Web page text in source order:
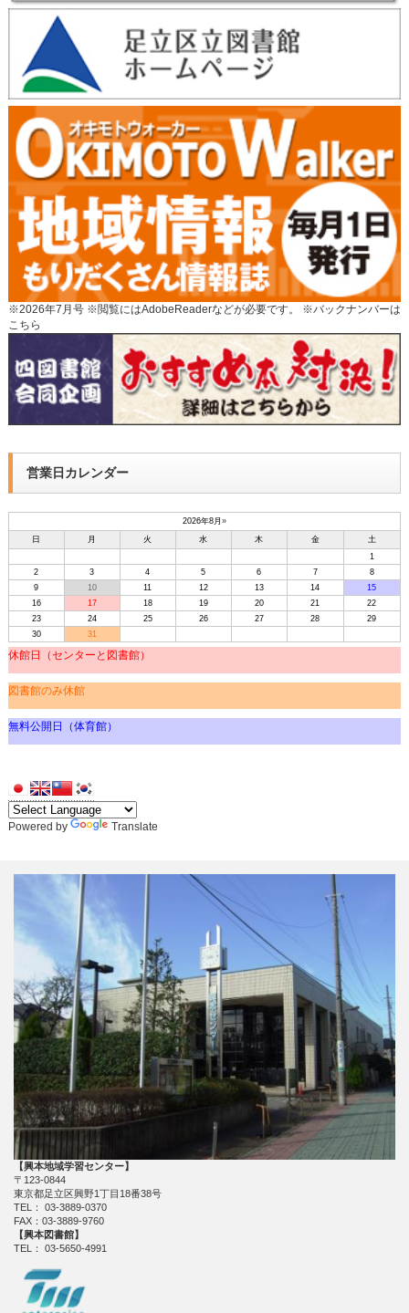
※2026年7月号 ※閲覧にはAdobeReaderなどが必要です。 ※バックナンバーは
こちら
営業日カレンダー
2026年8月 »
日
月 火 水 木 金
土
1
2
3 4 5 6 7
8
9
10 11 12 13 14
15
16
17 18 19 20 21
22
23
24 25 26 27 28
29
30
31
休館日（センターと図書館）
図書館のみ休館
無料公開日（体育館）
Powered by Translate
【興本地域学習センター】
〒123-0844
東京都足立区興野1丁目18番38号
TEL： 03-3889-0370
FAX：03-3889-9760
【興本図書館】
TEL： 03-5650-4991